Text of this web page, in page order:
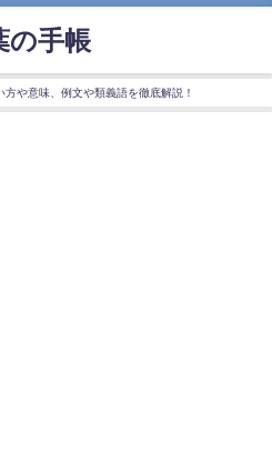
の手帳
方や意味、例文や類義語を徹底解説！